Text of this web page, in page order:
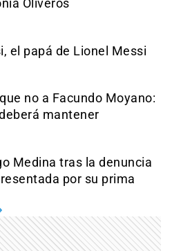
Oliveros
el papá de Lionel Messi
no a Facundo Moyano:
mantener
Medina tras la denuncia
por su prima